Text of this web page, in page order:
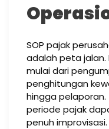
SOP pajak
adalah peta jalan.
mulai dari
penghitungan
hingga
periode pajak
penuh improvisasi.